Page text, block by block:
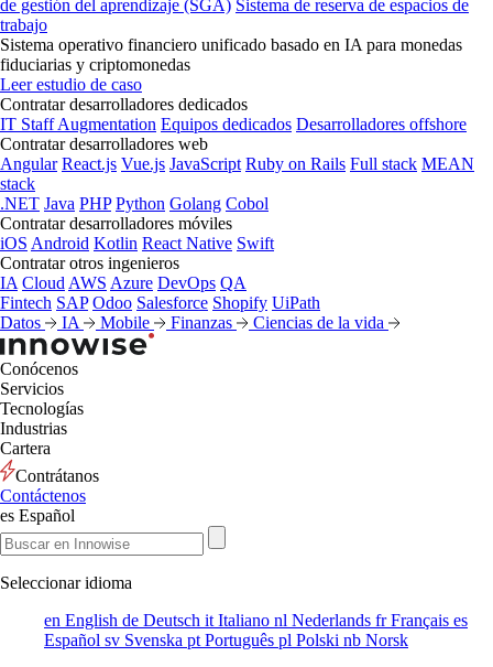
de gestión del aprendizaje (SGA) Sistema de reserva de espacios de
trabajo
Sistema operativo financiero unificado basado en IA para monedas
fiduciarias y criptomonedas
Leer estudio de caso
Contratar desarrolladores dedicados
IT Staff Augmentation Equipos dedicados Desarrolladores offshore
Contratar desarrolladores web
Angular React.js Vue.js JavaScript Ruby on Rails Full stack MEAN
stack
.NET Java PHP Python Golang Cobol
Contratar desarrolladores móviles
iOS Android Kotlin React Native Swift
Contratar otros ingenieros
IA Cloud AWS Azure DevOps QA
Fintech SAP Odoo Salesforce Shopify UiPath
Datos
IA Mobile Finanzas Ciencias de la vida
Conócenos
Servicios
Tecnologías
Industrias
Cartera
Contrátanos
Contáctenos
es Español
Seleccionar idioma
en English de Deutsch it Italiano nl Nederlands frFrançais es
Español sv Svenska pt Português pl Polski nb Norsk